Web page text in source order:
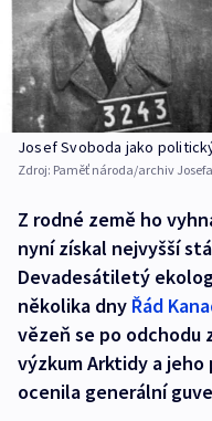
Josef Svoboda jako
Zdroj: Paměť národa/archiv
Z rodné země ho
nyní získal nejvyšší
Devadesátiletý
několika dny Řád
vězeň se po odchodu
výzkum Arktidy a
ocenila generální